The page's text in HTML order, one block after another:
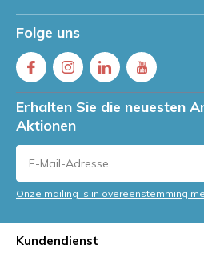
Folge uns
Erhalten Sie die neuesten
Aktionen
Onze mailing is in overeenstemming
Kundendienst